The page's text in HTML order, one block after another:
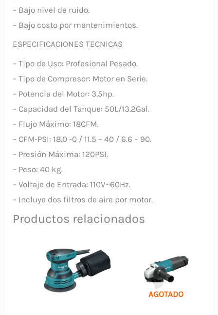
– Bajo nivel de ruido.
– Bajo costo por mantenimientos.
ESPECIFICACIONES TECNICAS
– Tipo de Uso: Profesional Pesado.
– Tipo de Compresor: Motor en Serie.
– Potencia del Motor: 3.5hp.
– Capacidad del Tanque: 50L/13.2Gal.
– Flujo Máximo: 18CFM.
– CFM-PSI: 18.0 -0 / 11.5 – 40 / 6.6 – 90.
– Presión Máxima: 120PSI.
– Peso: 40 kg.
– Voltaje de Entrada: 110V~60Hz.
– Incluye dos filtros de aire por motor.
Productos relacionados
AGOTADO